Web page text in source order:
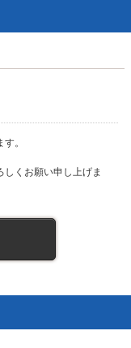
。
くお願い申し上げま